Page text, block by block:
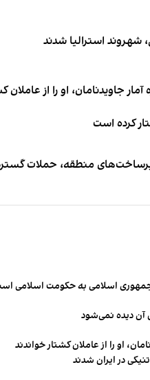
جاویدنامان، او را از عاملان
کرده است
منطقه، حملات
جمهوری اسلامی به حکومت اسلامی
آن دیده نمی‌شود
او را از عاملان کشتار خواندند
در ایران شدند